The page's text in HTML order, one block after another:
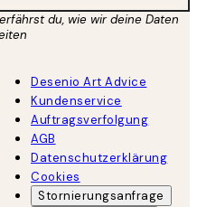
du, wie wir deine Daten
Desenio Art Advice
Kundenservice
Auftragsverfolgung
AGB
Datenschutzerklärung
Cookies
Stornierungsanfrage